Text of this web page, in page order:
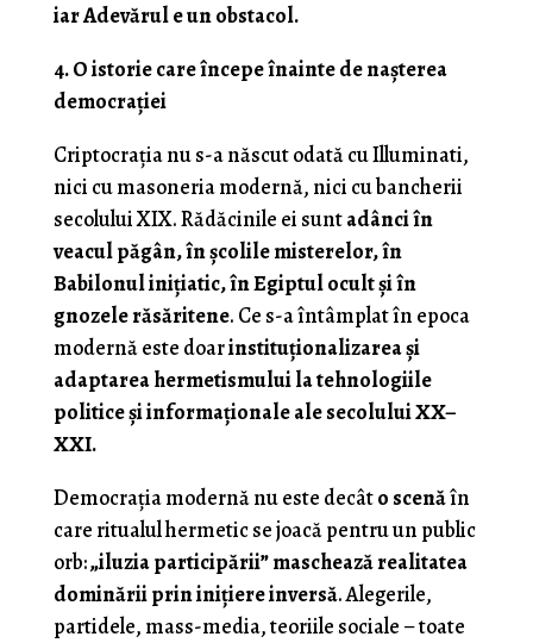
iar Adevărul e un obstacol.
4. O istorie care începe înainte de nașterea
democrației
Criptocrația nu s-a născut odată cu Illuminati,
nici cu masoneria modernă, nici cu bancherii
secolului XIX. Rădăcinile ei suntadânci în
veacul păgân, în școlile misterelor, în
Babilonul inițiatic, în Egiptul ocult și în
gnozele răsăritene. Ce s-a întâmplat în epoca
modernă este doarinstituționalizarea și
adaptarea hermetismului la tehnologiile
politice și informaționale ale secolului XX–
XXI.
Democrația modernă nu este decâto scenăîn
care ritualul hermetic se joacă pentru un public
orb:„iluzia participării” maschează realitatea
dominării prin inițiere inversă. Alegerile,
partidele, mass-media, teoriile sociale – toate